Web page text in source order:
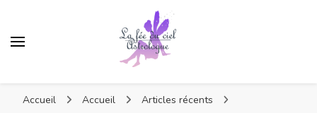
Accueil Accueil
Articles récents